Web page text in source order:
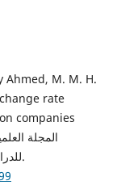
Ahmed, M. M. H.
rate
companies
للدراسات والبحوث المالية والإدارية, 16(3), 409–436.